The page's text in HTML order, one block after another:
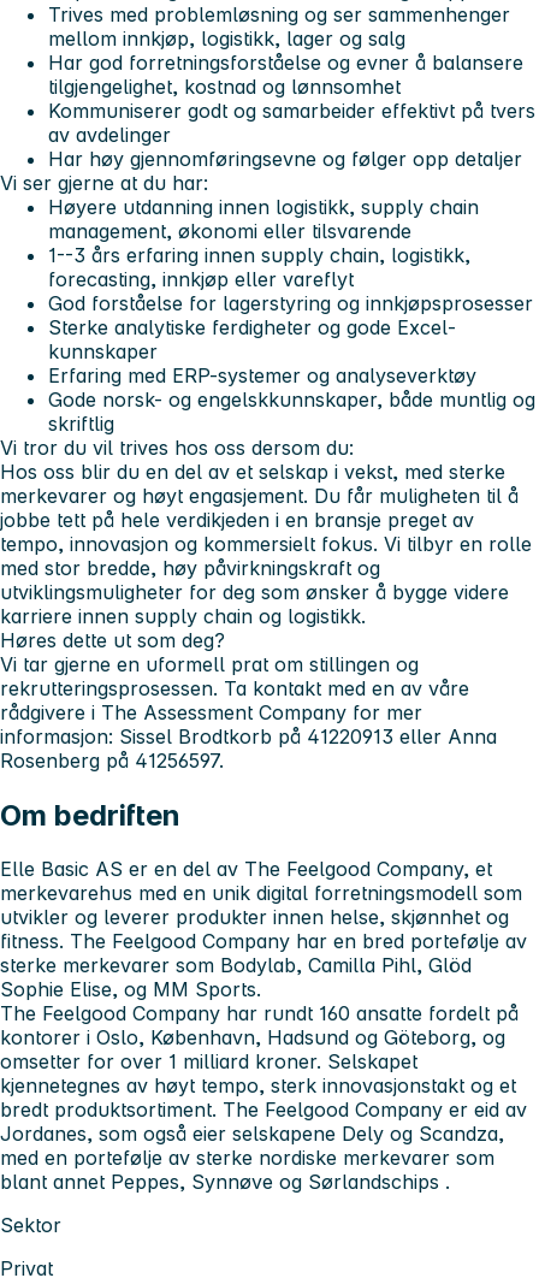
Trives med problemløsning og ser sammenhenger
mellom innkjøp, logistikk, lager og salg
Har god forretningsforståelse og evner å balansere
tilgjengelighet, kostnad og lønnsomhet
Kommuniserer godt og samarbeider effektivt på tvers
av avdelinger
Har høy gjennomføringsevne og følger opp detaljer
Vi ser gjerne at du har:
Høyere utdanning innen logistikk, supply chain
management, økonomi eller tilsvarende
1--3 års erfaring innen supply chain, logistikk,
forecasting, innkjøp eller vareflyt
God forståelse for lagerstyring og innkjøpsprosesser
Sterke analytiske ferdigheter og gode Excel-
kunnskaper
Erfaring med ERP-systemer og analyseverktøy
Gode norsk- og engelskkunnskaper, både muntlig og
skriftlig
Vi tror du vil trives hos oss dersom du:
Hos oss blir du en del av et selskap i vekst, med sterke
merkevarer og høyt engasjement. Du får muligheten til å
jobbe tett på hele verdikjeden i en bransje preget av
tempo, innovasjon og kommersielt fokus. Vi tilbyr en rolle
med stor bredde, høy påvirkningskraft og
utviklingsmuligheter for deg som ønsker å bygge videre
karriere innen supply chain og logistikk.
Høres dette ut som deg?
Vi tar gjerne en uformell prat om stillingen og
rekrutteringsprosessen. Ta kontakt med en av våre
rådgivere i The Assessment Company for mer
informasjon: Sissel Brodtkorb på 41220913 eller Anna
Rosenberg på 41256597.
Om bedriften
Elle Basic AS er en del av The Feelgood Company, et
merkevarehus med en unik digital forretningsmodell som
utvikler og leverer produkter innen helse, skjønnhet og
fitness. The Feelgood Company har en bred portefølje av
sterke merkevarer som Bodylab, Camilla Pihl, Glöd
Sophie Elise, og MM Sports.
The Feelgood Company har rundt 160 ansatte fordelt på
kontorer i Oslo, København, Hadsund og Göteborg, og
omsetter for over 1 milliard kroner. Selskapet
kjennetegnes av høyt tempo, sterk innovasjonstakt og et
bredt produktsortiment. The Feelgood Company er eid av
Jordanes, som også eier selskapene Dely og Scandza,
med en portefølje av sterke nordiske merkevarer som
blant annet Peppes, Synnøve og Sørlandschips .
Sektor
Privat